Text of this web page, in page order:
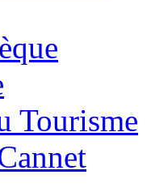
Tourisme